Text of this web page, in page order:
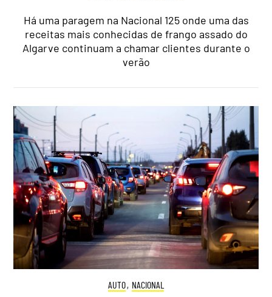
Há uma paragem na Nacional 125 onde uma das
receitas mais conhecidas de frango assado do
Algarve continuam a chamar clientes durante o
verão
AUTO, NACIONAL